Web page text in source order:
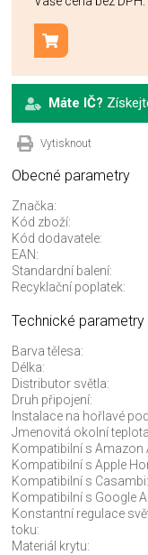
Přidat do košíku
Máte IČ?
Vytisknout
Obecné parametry
Značka:
Kód zboží:
Kód dodavatele:
EAN:
Standardní balení:
Recyklační poplatek:
Technické parametry
Barva tělesa:
Délka:
Distributor světla:
Druh připojení:
Instalace na hořlavé
Jmenovitá okolní
Kompatibilní s Amazon
Kompatibilní s Apple
Kompatibilní s Casambi:
Kompatibilní s Google
Konstantní regulace
toku:
Materiál krytu: